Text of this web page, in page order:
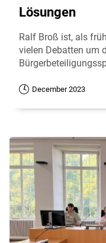
Lösungen
Ralf Broß ist, als
vielen Debatten um
December 2023